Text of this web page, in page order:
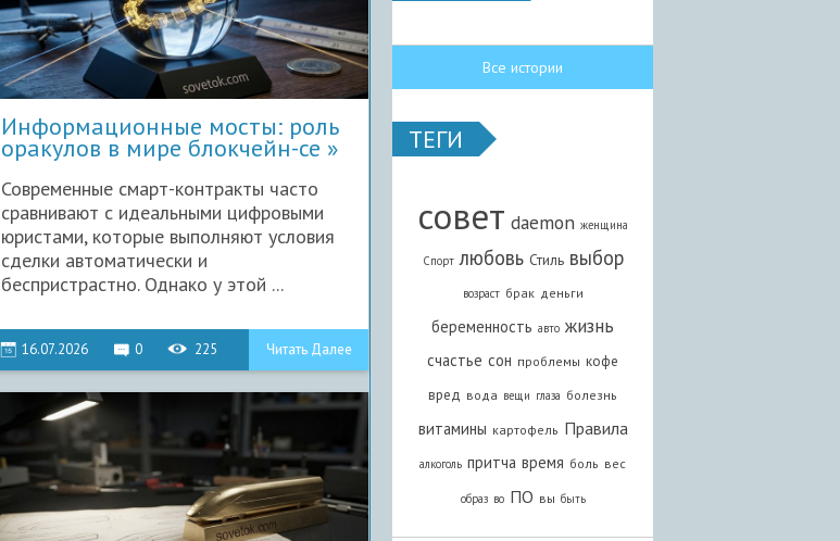
Информационные мосты: роль
оракулов в мире блокчейн-се
Современные смарт-контракты часто
сравнивают с идеальными цифровыми
юристами, которые выполняют условия
сделки автоматически и
беспристрастно. Однако у этой ...
16.07.2026 0 225 Читать Далее
Все истории
ТЕГИ
совет daemon женщина
Спорт любовь Стиль выбор
возраст брак деньги
беременность авто жизнь
счастье сон проблемы кофе
вред вода вещи глаза болезнь
витамины картофель Правила
алкоголь притча время боль вес
образ во ПО вы быть